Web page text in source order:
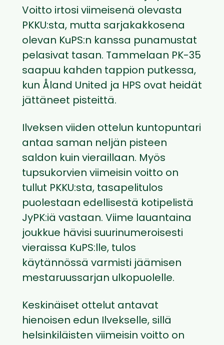
Voitto irtosi viimeisenä olevasta
PKKU:sta, mutta sarjakakkosena
olevan KuPS:n kanssa punamustat
pelasivat tasan. Tammelaan PK-35
saapuu kahden tappion putkessa,
kun Åland United ja HPS ovat heidät
jättäneet pisteittä.
Ilveksen viiden ottelun kuntopuntari
antaa saman neljän pisteen
saldon kuin vieraillaan. Myös
tupsukorvien viimeisin voitto on
tullut PKKU:sta, tasapelitulos
puolestaan edellisestä kotipelistä
JyPK:iä vastaan. Viime lauantaina
joukkue hävisi suurinumeroisesti
vieraissa KuPS:lle, tulos
käytännössä varmisti jäämisen
mestaruussarjan ulkopuolelle.
Keskinäiset ottelut antavat
hienoisen edun Ilvekselle, sillä
helsinkiläisten viimeisin voitto on